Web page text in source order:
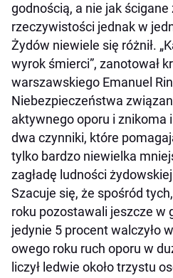
godnością, a nie jak ścigane
rzeczywistości jednak w
Żydów niewiele się różnił.
wyrok śmierci”, zanotował
warszawskiego Emanuel
Niebezpieczeństwa
aktywnego oporu i znikoma
dwa czynniki, które
tylko bardzo niewielka
zagładę ludności
Szacuje się, że spośród
roku pozostawali jeszcze w
jedynie 5 procent walczyło
owego roku ruch oporu w
liczył ledwie około trzystu